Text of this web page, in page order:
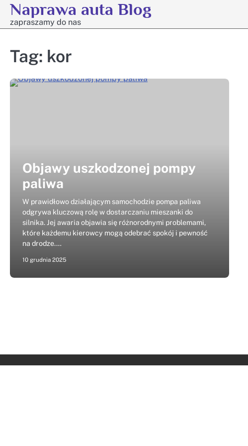
Skip
content
Naprawa auta Blog
zapraszamy do nas
Tag: kor
Objawy uszkodzonej pompy
paliwa
W prawidłowo działającym samochodzie pompa paliwa
odgrywa kluczową rolę w dostarczaniu mieszanki do
silnika. Jej awaria objawia się różnorodnymi problemami,
które każdemu kierowcy mogą odebrać spokój i pewność
na drodze.…
10 grudnia 2025